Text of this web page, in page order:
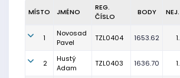
MÍSTO JMÉNO
REG.
ČÍSLO
BODY NEJ.
1
Novosad
Pavel
TZL0404 1653.62 1.
2
Hustý
Adam
TZL0403 1636.70 1.